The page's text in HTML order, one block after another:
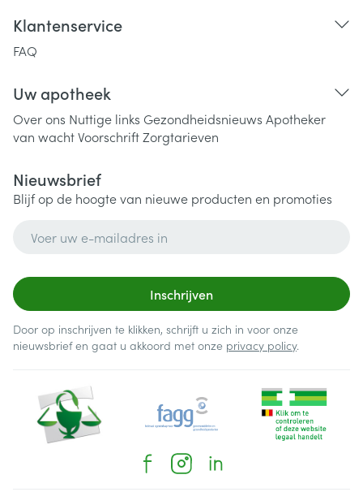
Klantenservice
FAQ
Uw apotheek
Over ons Nuttige links Gezondheidsnieuws Apotheker
van wachtVoorschriftZorgtarieven
Nieuwsbrief
Blijf op de hoogte van nieuwe producten en promoties
Inschrijven
Door op inschrijven te klikken, schrijft u zich in voor onze
nieuwsbrief en gaat u akkoord met onze privacy policy.